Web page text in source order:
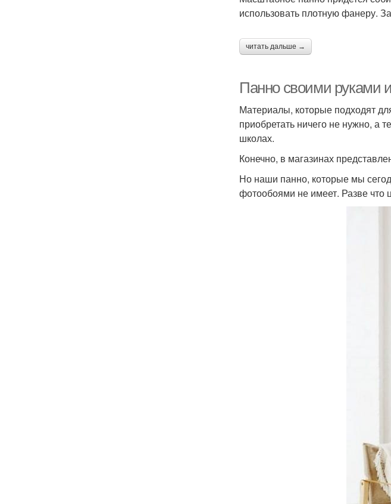
использовать плотную фанеру.
читать дальше →
Панно своими руками
Материалы, которые подходят
приобретать ничего не нужно, а
школах.
Конечно, в магазинах
Но наши панно, которые мы
фотообоями не имеет. Разве что